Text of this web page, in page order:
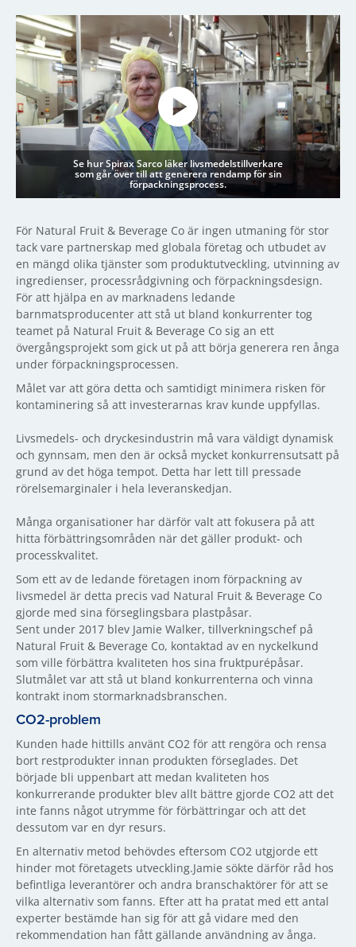
Se hur Spirax Sarco läker livsmedelstillverkare
som går över till att generera rendamp för sin
förpackningsprocess.
För Natural Fruit & Beverage Co är ingen utmaning för stor
tack vare partnerskap med globala företag och utbudet av
en mängd olika tjänster som produktutveckling, utvinning av
ingredienser, processrådgivning och förpackningsdesign.
För att hjälpa en av marknadens ledande
barnmatsproducenter att stå ut bland konkurrenter tog
teamet på Natural Fruit & Beverage Co sig an ett
övergångsprojekt som gick ut på att börja generera ren ånga
under förpackningsprocessen.
Målet var att göra detta och samtidigt minimera risken för
kontaminering så att investerarnas krav kunde uppfyllas.
Livsmedels- och dryckesindustrin må vara väldigt dynamisk
och gynnsam, men den är också mycket konkurrensutsatt på
grund av det höga tempot. Detta har lett till pressade
rörelsemarginaler i hela leveranskedjan.
Många organisationer har därför valt att fokusera på att
hitta förbättringsområden när det gäller produkt- och
processkvalitet.
Som ett av de ledande företagen inom förpackning av
livsmedel är detta precis vad Natural Fruit & Beverage Co
gjorde med sina förseglingsbara plastpåsar.
Sent under 2017 blev Jamie Walker, tillverkningschef på
Natural Fruit & Beverage Co, kontaktad av en nyckelkund
som ville förbättra kvaliteten hos sina fruktpurépåsar.
Slutmålet var att stå ut bland konkurrenterna och vinna
kontrakt inom stormarknadsbranschen.
CO2-problem
Kunden hade hittills använt CO2 för att rengöra och rensa
bort restprodukter innan produkten förseglades. Det
började bli uppenbart att medan kvaliteten hos
konkurrerande produkter blev allt bättre gjorde CO2 att det
inte fanns något utrymme för förbättringar och att det
dessutom var en dyr resurs.
En alternativ metod behövdes eftersom CO2 utgjorde ett
hinder mot företagets utveckling.Jamie sökte därför råd hos
befintliga leverantörer och andra branschaktörer för att se
vilka alternativ som fanns. Efter att ha pratat med ett antal
experter bestämde han sig för att gå vidare med den
rekommendation han fått gällande användning av ånga.